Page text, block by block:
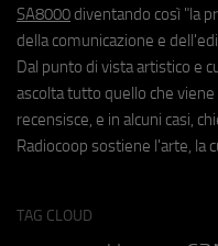
SA8000 diventando così "la
della comunicazione e
Dal punto di vista artistico e
ascolta tutto quello che
recensisce, e in alcuni casi,
Radiocoop sostiene l'arte, la
TAG CLOUD